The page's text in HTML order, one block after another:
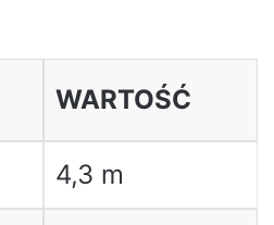
WARTOŚĆ
4,3 m